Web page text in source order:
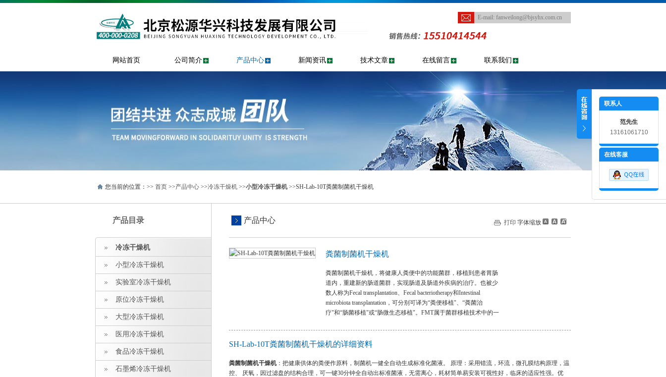
E-mail: fanweilong@bjsyhx.com.cn
网站首页 公司简介 产品中心 新闻资讯 技术文章 在线留言 联系我们
您当前的位置：>> 首页 >>产品中心 >>冷冻干燥机 >>小型冷冻干燥机>>SH-Lab-10T粪菌制菌机干燥机
产品目录
冷冻干燥机
小型冷冻干燥机
实验室冷冻干燥机
原位冷冻干燥机
大型冷冻干燥机
医用冷冻干燥机
食品冷冻干燥机
石墨烯冷冻干燥机
产品中心 打印 字体缩放
粪菌制菌机干燥机
粪菌制菌机干燥机，将健康人粪便中的功能菌群，移植到患者胃肠
道内，重建新的肠道菌群，实现肠道及肠道外疾病的治疗。也被少
数人称为Fecal transplantation、Fecal bacteriotherapy和Intestinal
microbiota transplantation，可分别可译为“粪便移植"、“粪菌治
疗"和“肠菌移植"或“肠微生态移植"。FMT属于菌群移植技术中的一
SH-Lab-10T粪菌制菌机干燥机的详细资料
粪菌制菌机干燥机：把健康供体的粪便作原料，制菌机一健全自动生成标准化菌液。 原理：采用错流，环流，微孔膜结构原理，温
控、 厌氧，因过滤盘的结构合理，可一键30分钟全自动出标准菌液，无需离心，耗材简单易安装可视性好，临床的适应性强。优
联系人
范先生
13161061710
在线客服